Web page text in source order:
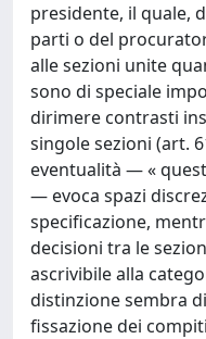
presidente, il quale,
parti o del
alle sezioni unite
sono di speciale
dirimere contrasti
singole sezioni (art.
eventualità — «
— evoca spazi
specificazione,
decisioni tra le
ascrivibile alla
distinzione sembra
fissazione dei